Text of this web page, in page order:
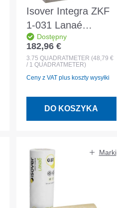
Isover Integra ZKF
1-031 Lanaé
3000x1250x160mm
filc mocujący
między krokwiami
Dostępny
Cena regularna:
182,96 €
3.75 QUADRATMETER (48,79 €
/ 1 QUADRATMETER)
Ceny z VAT plus koszty wysyłki
DO KOSZYKA
Marki